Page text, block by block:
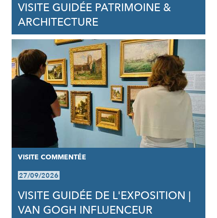
VISITE GUIDÉE PATRIMOINE &
ARCHITECTURE
VISITE COMMENTÉE
27/09/2026
VISITE GUIDÉE DE L'EXPOSITION |
VAN GOGH INFLUENCEUR